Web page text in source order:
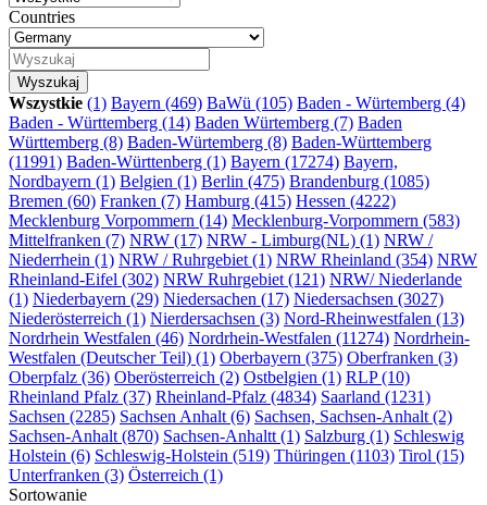
Countries
Wszystkie (1) Bayern (469) BaWü (105) Baden - Würtemberg (4)
Baden - Württemberg (14) Baden Würtemberg (7) Baden
Württemberg (8) Baden-Würtemberg (8) Baden-Württemberg
(11991) Baden-Württenberg (1) Bayern (17274) Bayern,
Nordbayern (1) Belgien (1) Berlin (475) Brandenburg (1085)
Bremen (60) Franken (7) Hamburg (415) Hessen (4222)
Mecklenburg Vorpommern (14) Mecklenburg-Vorpommern (583)
Mittelfranken (7) NRW (17) NRW - Limburg(NL) (1) NRW /
Niederrhein (1) NRW / Ruhrgebiet (1) NRW Rheinland (354) NRW
Rheinland-Eifel (302) NRW Ruhrgebiet (121) NRW/ Niederlande
(1) Niederbayern (29) Niedersachen (17) Niedersachsen (3027)
Niederösterreich (1) Nierdersachsen (3) Nord-Rheinwestfalen (13)
Nordrhein Westfalen (46) Nordrhein-Westfalen (11274) Nordrhein-
Westfalen (Deutscher Teil) (1) Oberbayern (375) Oberfranken (3)
Oberpfalz (36) Oberösterreich (2) Ostbelgien (1) RLP (10)
Rheinland Pfalz (37) Rheinland-Pfalz (4834) Saarland (1231)
Sachsen (2285) Sachsen Anhalt (6) Sachsen, Sachsen-Anhalt (2)
Sachsen-Anhalt (870) Sachsen-Anhaltt (1) Salzburg (1) Schleswig
Holstein (6) Schleswig-Holstein (519) Thüringen (1103) Tirol (15)
Unterfranken (3) Österreich (1)
Sortowanie